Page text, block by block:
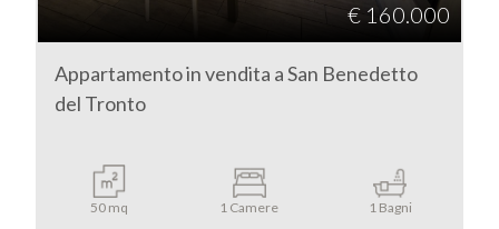
€ 160.000
Appartamento in vendita a San Benedetto
del Tronto
50 mq 1 Camere 1 Bagni